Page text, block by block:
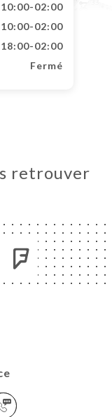
10:00-02:00
10:00-02:00
18:00-02:00
Fermé
retrouver